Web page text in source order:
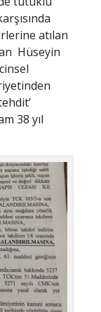
atılan
Hüseyin
38 yıl